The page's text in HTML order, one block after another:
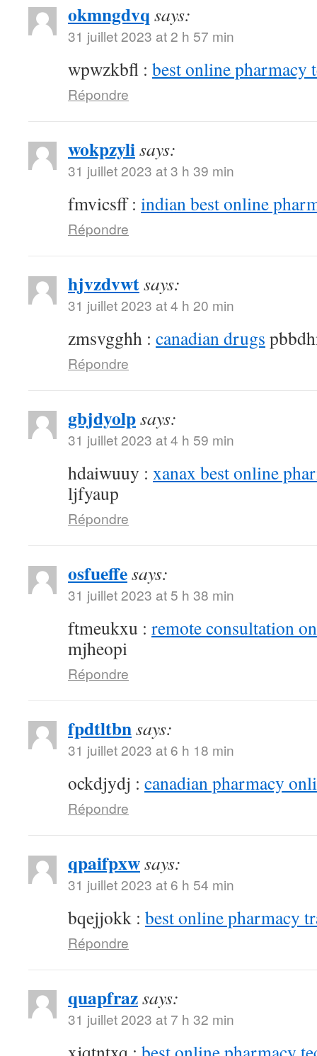
okmngdvq says:
31 juillet 2023 at 2 h 57 min
wpwzkbfl : best online pharmacy
Répondre
wokpzylisays:
31 juillet 2023 at 3 h 39 min
fmvicsff : indian best online
Répondre
hjvzdvwtsays:
31 juillet 2023 at 4 h 20 min
zmsvgghh : canadian drugs
Répondre
gbjdyolpsays:
31 juillet 2023 at 4 h 59 min
hdaiwuuy : xanax best online
ljfyaup
Répondre
osfueffesays:
31 juillet 2023 at 5 h 38 min
ftmeukxu : remote consultation
mjheopi
Répondre
fpdtltbnsays:
31 juillet 2023 at 6 h 18 min
ockdjydj : canadian pharmacy
Répondre
qpaifpxwsays:
31 juillet 2023 at 6 h 54 min
bqejjokk : best online pharmacy
Répondre
quapfrazsays:
31 juillet 2023 at 7 h 32 min